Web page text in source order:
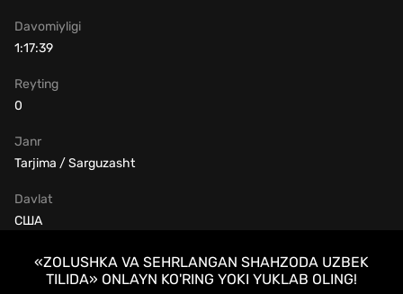
Janr
Tarjima / Sarguzasht
Davomiyligi
1:17:39
Davlat
США
Reyting
0
«ZOLUSHKA VA SEHRLANGAN SHAHZODA UZBEK
TILIDA» ONLAYN KO'RING YOKI YUKLAB OLING!